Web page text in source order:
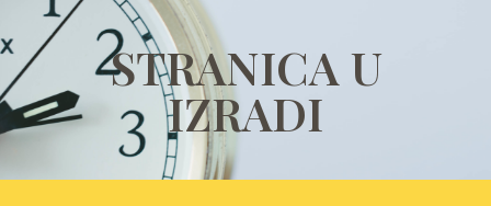
STRANICA U
IZRADI